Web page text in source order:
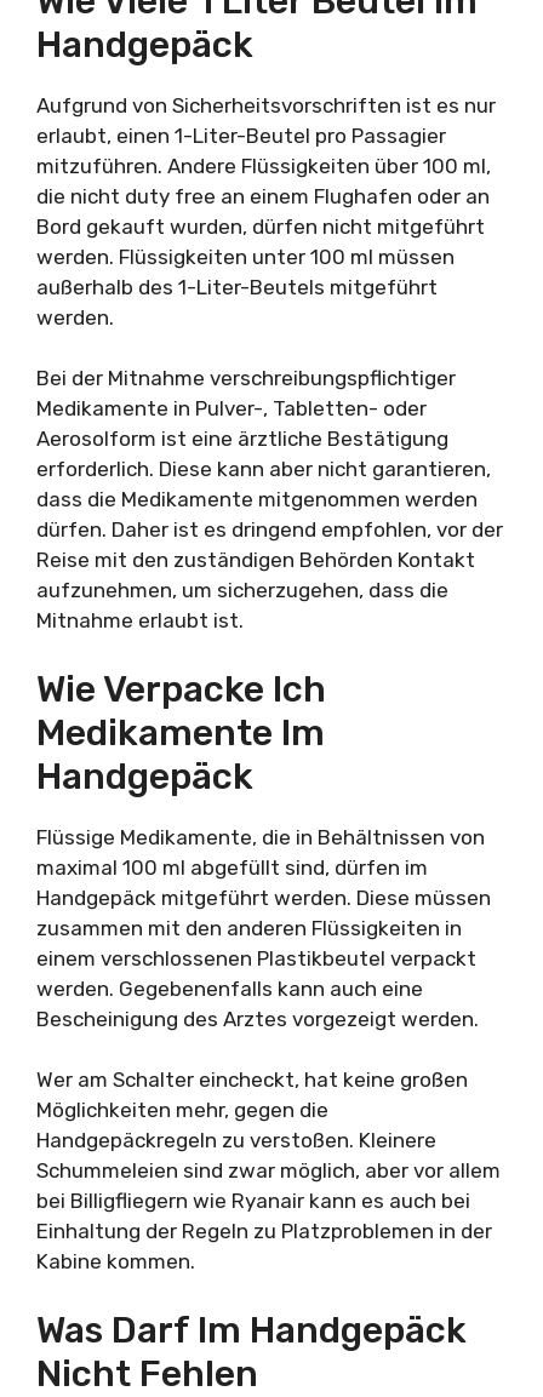
Handgepäck
Aufgrund von Sicherheitsvorschriften ist es nur
erlaubt, einen 1-Liter-Beutel pro Passagier
mitzuführen. Andere Flüssigkeiten über 100 ml,
die nicht duty free an einem Flughafen oder an
Bord gekauft wurden, dürfen nicht mitgeführt
werden. Flüssigkeiten unter 100 ml müssen
außerhalb des 1-Liter-Beutels mitgeführt
werden.
Bei der Mitnahme verschreibungspflichtiger
Medikamente in Pulver-, Tabletten- oder
Aerosolform ist eine ärztliche Bestätigung
erforderlich. Diese kann aber nicht garantieren,
dass die Medikamente mitgenommen werden
dürfen. Daher ist es dringend empfohlen, vor der
Reise mit den zuständigen Behörden Kontakt
aufzunehmen, um sicherzugehen, dass die
Mitnahme erlaubt ist.
Wie Verpacke Ich
Medikamente Im
Handgepäck
Flüssige Medikamente, die in Behältnissen von
maximal 100 ml abgefüllt sind, dürfen im
Handgepäck mitgeführt werden. Diese müssen
zusammen mit den anderen Flüssigkeiten in
einem verschlossenen Plastikbeutel verpackt
werden. Gegebenenfalls kann auch eine
Bescheinigung des Arztes vorgezeigt werden.
Wer am Schalter eincheckt, hat keine großen
Möglichkeiten mehr, gegen die
Handgepäckregeln zu verstoßen. Kleinere
Schummeleien sind zwar möglich, aber vor allem
bei Billigfliegern wie Ryanair kann es auch bei
Einhaltung der Regeln zu Platzproblemen in der
Kabine kommen.
Was Darf Im Handgepäck
Nicht Fehlen